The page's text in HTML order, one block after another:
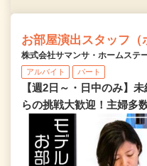
お部屋演出スタッフ（
株式会社サマンサ・ホームステ
アルバイト パート
【週2日～・日中のみ】
らの挑戦大歓迎！主婦多